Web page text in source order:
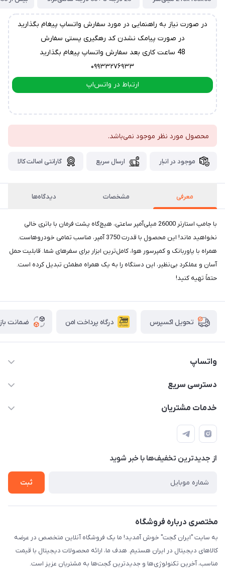
در صورت نیاز به راهنمایی در مورد سفارش واتساپ پیغام بگذارید
در صورت پیامک نشدن کد رهگیری پستی سفارش
48 ساعت کاری بعد سفارش واتساپ پیغام بگذارید
۰۹۹۳۳۲۷۶۹۳۳
ارتباط در واتس‌اپ
محصول مورد نظر موجود نمی‌باشد.
موجود در انبار ارسال سریع گارانتی اصالت کالا
معرفی مشخصات دیدگاه‌ها
با جامپ استارتر 26000 میلی‌آمپر ساعتی، هیچ‌گاه پشت فرمان با باتری خالی
نخواهید ماند! این محصول با قدرت 3750 آمپر، مناسب تمامی خودروهاست.
همراه با پاوربانک و کمپرسور هوا، کامل‌ترین ابزار برای سفرهای شما. قابلیت حمل
آسان و عملکرد بی‌نظیر، این دستگاه را به یک همراه مطمئن تبدیل کرده است.
حتماً تهیه کنید!
تحویل اکسپرس درگاه پرداخت امن ضمانت
واتساپ
09933276933 واتس اپ و اینستاگرام - فقط
دسترسی سریع
حساب کاربری
لیست محصولات
درباره ما
خدمات مشتریان
قوانین و مقررات
حریم خصوصی
راهنما
از جدید‌ترین تخفیف‌ها با‌ خبر شوید
ثبت
مختصری درباره فروشگاه
به سایت "ایران گجت" خوش آمدید! ما یک فروشگاه آنلاین متخصص در عرضه
کالاهای دیجیتال در ایران هستیم. هدف ما، ارائه محصولات دیجیتال با قیمت
مناسب، آخرین تکنولوژی‌ها و جدیدترین گجت‌ها به مشتریان عزیز است.